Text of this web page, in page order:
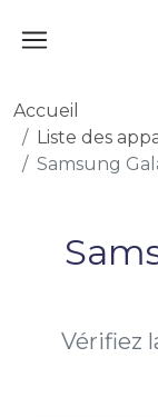
Accueil
Liste des
Samsung
Vérifiez